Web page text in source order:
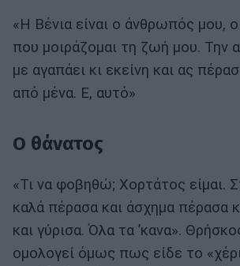
«Η Βένια είναι ο άνθρωπός μου,
που μοιράζομαι τη ζωή μου. Την
με αγαπάει κι εκείνη και ας
από μένα. Ε, αυτό»
Ο θάνατος
«Τι να φοβηθώ; Χορτάτος είμαι.
καλά πέρασα και άσχημα πέρασα
και γύρισα. Όλα τα ’κανα».
ομολογεί όμως πως είδε το